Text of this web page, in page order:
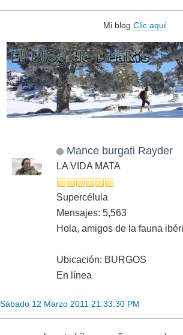
Mi blog Clic aquí
Mance burgati Rayder
LA VIDA MATA
Supercélula
Mensajes: 5,563
Hola, amigos de la fauna
Ubicación: BURGOS
En línea
Sábado 12 Marzo 2011 21:33:30 PM